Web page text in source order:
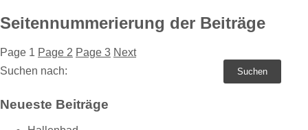
Seitennummerierung der Beiträge
Page 1 Page 2 Page 3 Next
Suchen nach:
Neueste Beiträge